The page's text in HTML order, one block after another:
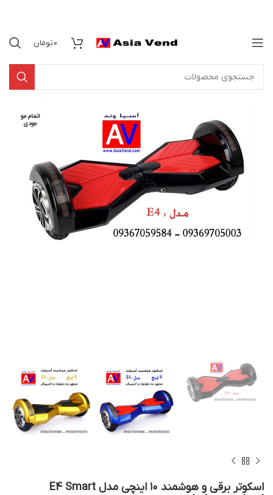
0تومان
اتمام مو
جودی
اسکوتر برقی و هوشمند ۱۰ اینچی مدل E4 Smart